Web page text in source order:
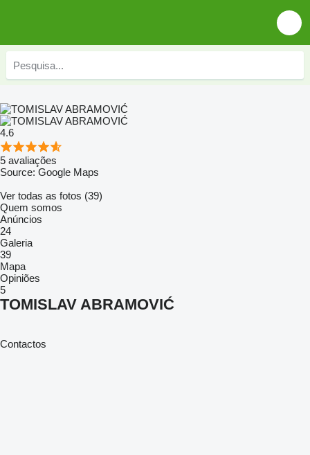
4.6
5 avaliações
Source: Google Maps
Ver todas as fotos (39)
Quem somos
Anúncios
24
Galeria
39
Mapa
Opiniões
5
TOMISLAV ABRAMOVIĆ
Contactos